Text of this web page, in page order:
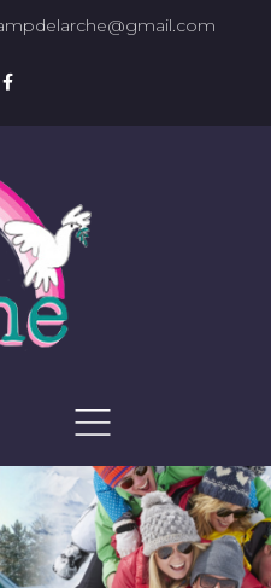
PHOTOS DU DOMAINE